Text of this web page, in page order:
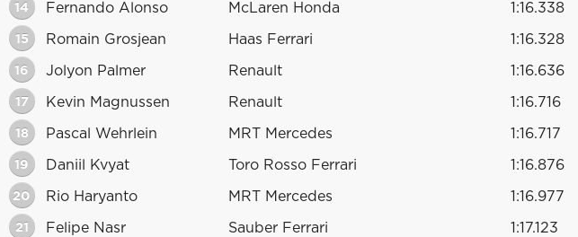
14 Fernando Alonso McLaren Honda 1:16.338
15 Romain Grosjean Haas Ferrari 1:16.328
16 Jolyon Palmer Renault 1:16.636
17 Kevin Magnussen Renault 1:16.716
18 Pascal Wehrlein MRT Mercedes 1:16.717
19 Daniil Kvyat Toro Rosso Ferrari 1:16.876
20 Rio Haryanto MRT Mercedes 1:16.977
21 Felipe Nasr Sauber Ferrari 1:17.123